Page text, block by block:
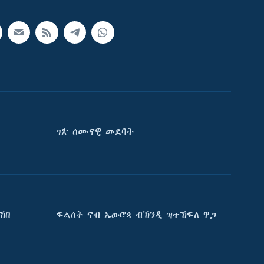
ገጽ ሰሙናዊ መደባት
ፍልሰት ናብ ኤውሮጳ ብኽንዲ ዝተኸፍለ ዋጋ